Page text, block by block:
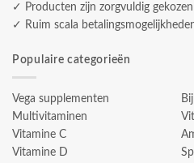
✓ Producten zijn zorgvuldig gekozen
✓ Ruim scala
Populaire categorieën
Vega supplementen
Multivitaminen
Vitamine C
Vitamine D